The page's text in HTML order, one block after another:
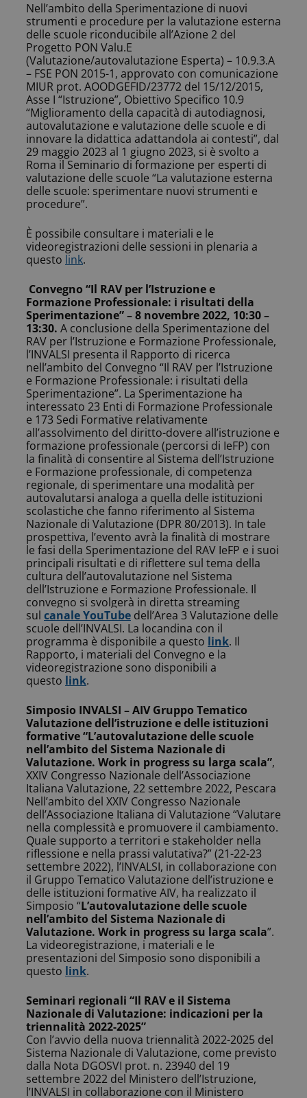
Nell’ambito della Sperimentazione di nuovi
strumenti e procedure per la valutazione esterna
delle scuole riconducibile all’Azione 2 del
Progetto PON Valu.E
(Valutazione/autovalutazione Esperta) – 10.9.3.A
– FSE PON 2015-1, approvato con comunicazione
MIUR prot. AOODGEFID/23772 del 15/12/2015,
Asse I “Istruzione”, Obiettivo Specifico 10.9
“Miglioramento della capacità di autodiagnosi,
autovalutazione e valutazione delle scuole e di
innovare la didattica adattandola ai contesti”, dal
29 maggio 2023 al 1 giugno 2023, si è svolto a
Roma il Seminario di formazione per esperti di
valutazione delle scuole “La valutazione esterna
delle scuole: sperimentare nuovi strumenti e
procedure”.
È possibile consultare i materiali e le
videoregistrazioni delle sessioni in plenaria a
questo link.
Convegno “Il RAV per l’Istruzione e
Formazione Professionale: i risultati della
Sperimentazione” – 8 novembre 2022, 10:30 –
13:30. A conclusione della Sperimentazione del
RAV per l’Istruzione e Formazione Professionale,
l’INVALSI presenta il Rapporto di ricerca
nell’ambito del Convegno “Il RAV per l’Istruzione
e Formazione Professionale: i risultati della
Sperimentazione”. La Sperimentazione ha
interessato 23 Enti di Formazione Professionale
e 173 Sedi Formative relativamente
all’assolvimento del diritto-dovere all’istruzione e
formazione professionale (percorsi di IeFP) con
la finalità di consentire al Sistema dell’Istruzione
e Formazione professionale, di competenza
regionale, di sperimentare una modalità per
autovalutarsi analoga a quella delle istituzioni
scolastiche che fanno riferimento al Sistema
Nazionale di Valutazione (DPR 80/2013). In tale
prospettiva, l’evento avrà la finalità di mostrare
le fasi della Sperimentazione del RAV IeFP e i suoi
principali risultati e di riflettere sul tema della
cultura dell’autovalutazione nel Sistema
dell’Istruzione e Formazione Professionale. Il
convegno si svolgerà in diretta streaming
sul canale YouTube dell’Area 3 Valutazione delle
scuole dell’INVALSI. La locandina con il
programma è disponibile a questo link. Il
Rapporto, i materiali del Convegno e la
videoregistrazione sono disponibili a
questo link.
Simposio INVALSI – AIV Gruppo Tematico
Valutazione dell’istruzione e delle istituzioni
formative “L’autovalutazione delle scuole
nell’ambito del Sistema Nazionale di
Valutazione. Work in progress su larga scala”,
XXIV Congresso Nazionale dell’Associazione
Italiana Valutazione, 22 settembre 2022, Pescara
Nell’ambito del XXIV Congresso Nazionale
dell’Associazione Italiana di Valutazione “Valutare
nella complessità e promuovere il cambiamento.
Quale supporto a territori e stakeholder nella
riflessione e nella prassi valutativa?” (21-22-23
settembre 2022), l’INVALSI, in collaborazione con
il Gruppo Tematico Valutazione dell’istruzione e
delle istituzioni formative AIV, ha realizzato il
Simposio “L’autovalutazione delle scuole
nell’ambito del Sistema Nazionale di
Valutazione. Work in progress su larga scala”.
La videoregistrazione, i materiali e le
presentazioni del Simposio sono disponibili a
questo link.
Seminari regionali “Il RAV e il Sistema
Nazionale di Valutazione: indicazioni per la
triennalità 2022-2025”
Con l’avvio della nuova triennalità 2022-2025 del
Sistema Nazionale di Valutazione, come previsto
dalla Nota DGOSVI prot. n. 23940 del 19
settembre 2022 del Ministero dell’Istruzione,
l’INVALSI in collaborazione con il Ministero